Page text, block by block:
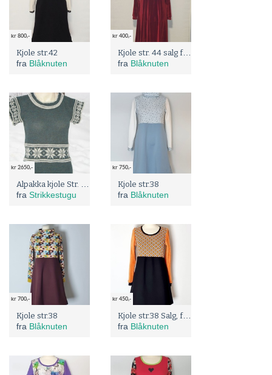
kr 800,-
Kjole str.42
fra Blåknuten
kr 400,-
Kjole str. 44 salg før: 800;
fra Blåknuten
kr 2650,-
fra Strikkestugu
kr 750,-
Kjole str.38
fra Blåknuten
kr 700,-
Kjole str.38
fra Blåknuten
kr 450,-
Kjole str.38 Salg, før: 750;
fra Blåknuten